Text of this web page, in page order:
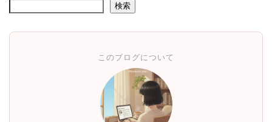
検索
このブログについて